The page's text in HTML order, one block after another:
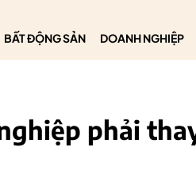
BẤT ĐỘNG SẢN DOANH NGHIỆP
phải